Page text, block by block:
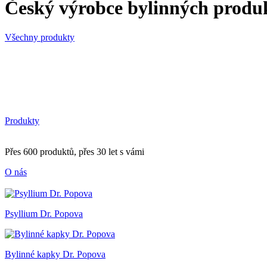
Český výrobce bylinných
Všechny produkty
Produkty
Přes 600 produktů, přes 30 let s vámi
O nás
Psyllium Dr. Popova
Bylinné kapky Dr. Popova